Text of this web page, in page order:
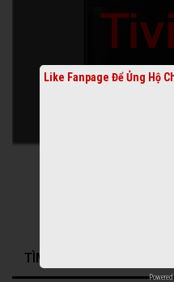
TÌM KIẾM NHIỀU NHẤT
Like Fanpage Để Ủng Hộ